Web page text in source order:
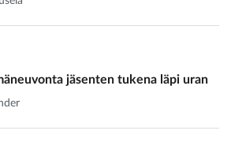
jäsenten tukena läpi uran